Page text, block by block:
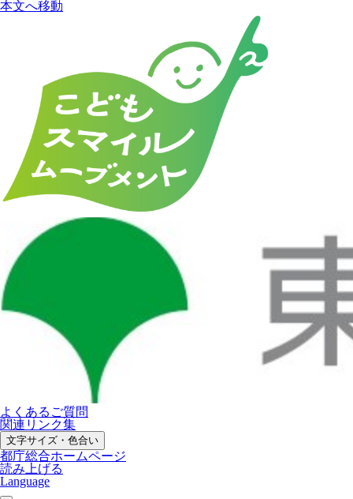
本文へ移動
よくあるご質問
関連リンク集
文字サイズ・色合い
都庁総合ホームページ
読み上げる
Language